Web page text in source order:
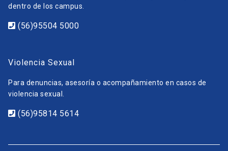
dentro de los campus.
(56)95504 5000
Violencia Sexual
Para denuncias, asesoría o acompañamiento en casos de
violencia sexual.
(56)95814 5614